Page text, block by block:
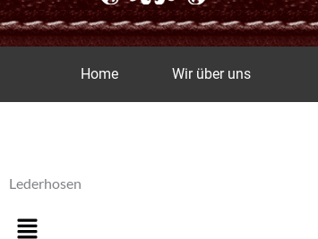
Home Wir über uns
Lederhosen